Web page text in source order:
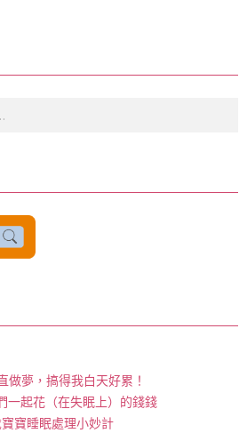
做夢，搞得我白天好累！
一起花（在失眠上）的錢錢
寶睡眠處理小妙計